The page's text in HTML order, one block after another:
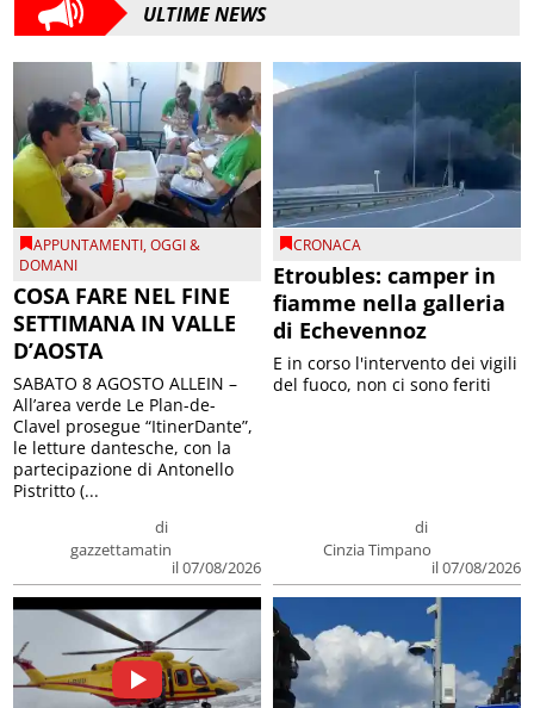
ULTIME NEWS
APPUNTAMENTI,OGGI &
DOMANI
COSA FARE NEL FINE
SETTIMANA IN VALLE
D’AOSTA
di
gazzettamatin
il 07/08/2026
SABATO 8 AGOSTO ALLEIN –
All’area verde Le Plan-de-
Clavel prosegue “ItinerDante”,
le letture dantesche, con la
partecipazione di Antonello
Pistritto (...
CRONACA
Etroubles: camper in
fiamme nella galleria
di Echevennoz
di
Cinzia Timpano
il 07/08/2026
E in corso l'intervento dei vigili
del fuoco, non ci sono feriti